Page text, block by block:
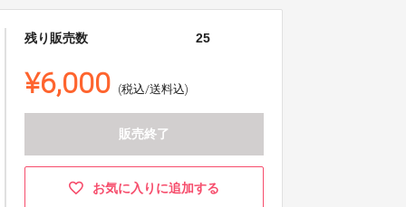
残り販売数 25
¥6,000 (税込/送料込)
販売終了
お気に入りに追加する